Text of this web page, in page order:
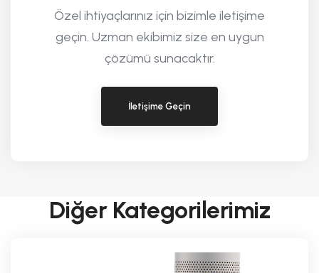
Özel ihtiyaçlarınız için bizimle iletişime
geçin. Uzman ekibimiz size en uygun
çözümü sunacaktır.
İletişime Geçin
Diğer Kategorilerimiz